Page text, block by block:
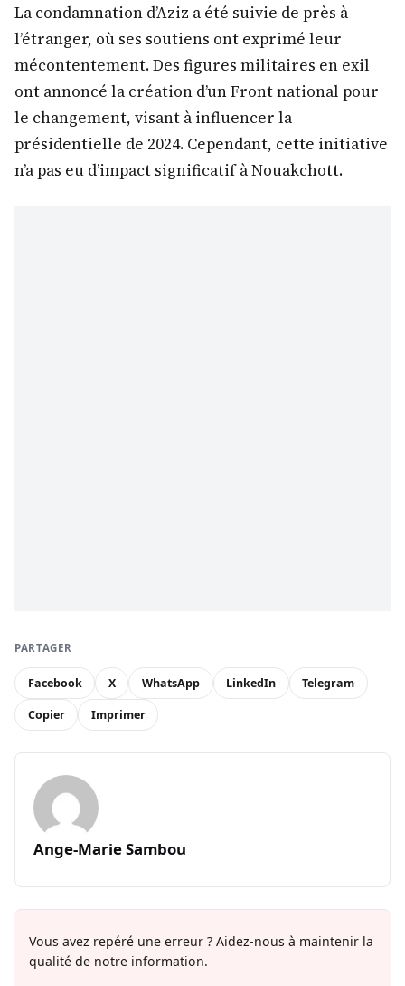
La condamnation d’Aziz a été suivie de près à
l’étranger, où ses soutiens ont exprimé leur
mécontentement. Des figures militaires en exil
ont annoncé la création d’un Front national pour
le changement, visant à influencer la
présidentielle de 2024. Cependant, cette initiative
n’a pas eu d’impact significatif à Nouakchott.
PARTAGER
Facebook X WhatsApp LinkedIn Telegram
Copier Imprimer
Ange-Marie Sambou
Vous avez repéré une erreur ? Aidez-nous à maintenir la
qualité de notre information.